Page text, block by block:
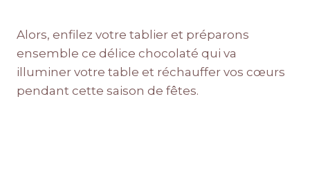
Alors, enfilez votre tablier et préparons
ensemble ce délice chocolaté qui va
illuminer votre table et réchauffer vos cœurs
pendant cette saison de fêtes.